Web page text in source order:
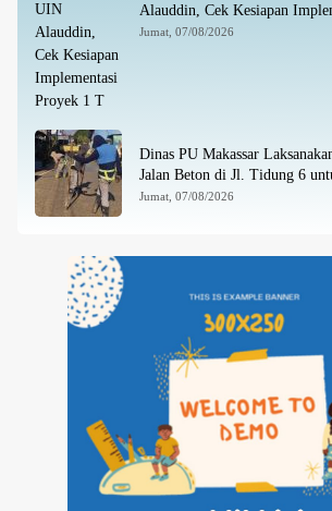
Alauddin, Cek Kesiapan
Jumat, 07/08/2026
Dinas PU Makassar
Jalan Beton di Jl. Tidung 6
Kualitas Infrastruktur
Jumat, 07/08/2026